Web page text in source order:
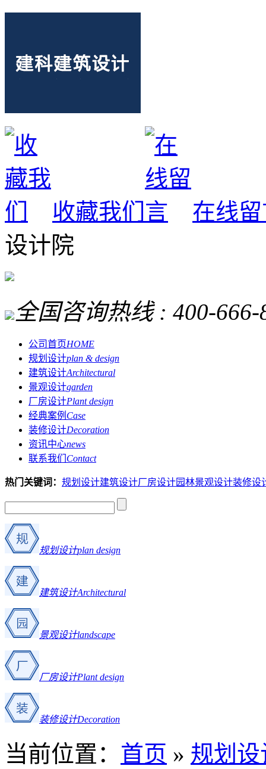
收藏我们
在线
设计院
全国咨询热线 : 400-666-
公司首页HOME
规划设计plan & design
建筑设计Architectural
景观设计garden
厂房设计Plant design
经典案例 Case
装修设计Decoration
资讯中心news
联系我们 Contact
热门关键词： 规划设计建筑设计厂房设计园林景观设计装修设
规划设计plan design
建筑设计Architectural
景观设计landscape
厂房设计Plant design
装修设计Decoration
当前位置： 首页 » 规划设